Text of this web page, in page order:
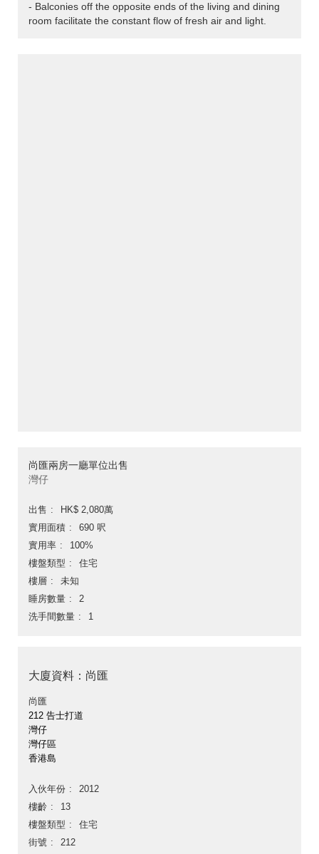
- Balconies off the opposite ends of the living and dining
room facilitate the constant flow of fresh air and light.
尚匯兩房一廳單位出售
灣仔
出售
HK$ 2,080萬
實用面積
690 呎
實用率
100%
樓盤類型
住宅
樓層
未知
睡房數量
2
洗手間數量
1
大廈資料：尚匯
尚匯
212 告士打道
灣仔
灣仔區
香港島
入伙年份
2012
樓齡
13
樓盤類型
住宅
街號
212